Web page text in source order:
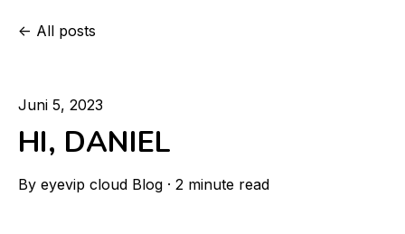
All posts
Juni 5, 2023
HI, DANIEL
By eyevip cloud Blog · 2 minute read